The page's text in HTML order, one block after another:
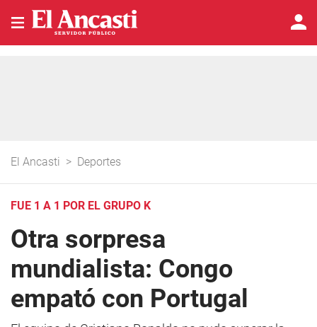
El Ancasti > Deportes
FUE 1 A 1 POR EL GRUPO K
Otra sorpresa
mundialista: Congo
empató con Portugal